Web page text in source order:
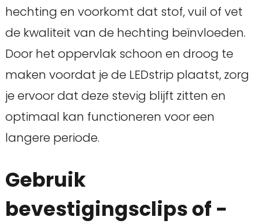
hechting en voorkomt dat stof, vuil of vet
de kwaliteit van de hechting beïnvloeden.
Door het oppervlak schoon en droog te
maken voordat je de LEDstrip plaatst, zorg
je ervoor dat deze stevig blijft zitten en
optimaal kan functioneren voor een
langere periode.
Gebruik
bevestigingsclips of -